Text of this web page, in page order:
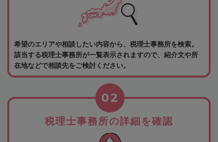
希望のエリアや相談したい内容から、税理士事務所を検索。
該当する税理士事務所が一覧表示されますので、紹介文や所
在地などで相談先をご検討ください。
税理士事務所の詳細を確認
02